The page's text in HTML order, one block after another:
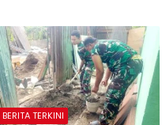
BERITA TERKINI